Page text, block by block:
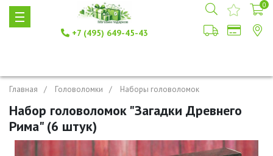
+7 (495) 649-45-43
0
Главная Головоломки Наборы головоломок
Набор головоломок "Загадки Древнего
Рима" (6 штук)